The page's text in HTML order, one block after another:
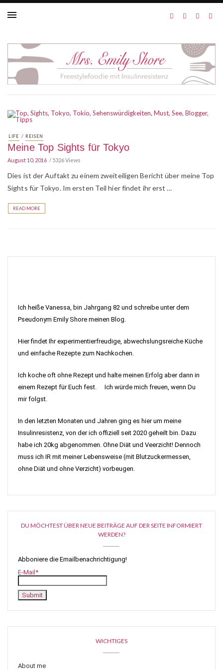
LIFE / REISEN
Meine Top Sights für Tokyo
August 10, 2016 5326 Views
Dies ist der Auftakt zu einem zweiteiligen Bericht über meine Top
Sights für Tokyo. Im ersten Teil hier findet ihr erst …
READ MORE
Ich heiße Vanessa, bin Jahrgang 82 und schreibe unter dem
Pseudonym Emily Shore meinen Blog.
Hier findet Ihr experimentierfreudige, abwechslungsreiche Küche
und einfache Rezepte zum Nachkochen.
Ich koche oft ohne Rezept und halte meinen Erfolg aber dann in
einem Rezept für Euch fest. Ich würde mich freuen, wenn Du
mir folgst.
In den letzten Monaten und Jahren ging es hier um meine
Insulinresistenz, von der ich offiziell seit 2020 geheilt bin. Dazu
habe ich 20kg abgenommen. Ohne Diät und Veerzicht! Dennoch
muss ich IR mit meiner Lebensweise (mit Blutzuckermessen,
ohne Diät und ohne Verzicht) vorbeugen.
DU MÖCHTEST ÜBER NEUE BEITRÄGE AUF DER SEITE INFORMIERT
WERDEN?
Abboniere die Emailbenachrichtigung!
E-Mail*
WICHTIGES
About me